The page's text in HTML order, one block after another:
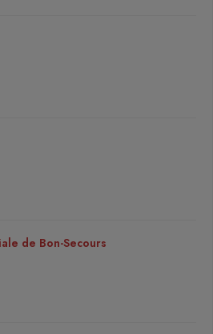
de Bon-Secours